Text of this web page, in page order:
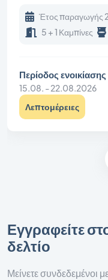
Έτος παραγωγής
5 + 1 Καμπίνες
Περίοδος ενοικίασης
15.08. - 22.08.2026
Λεπτομέρειες
Εγγραφείτε
δελτίο
Μείνετε συνδεδεμένοι